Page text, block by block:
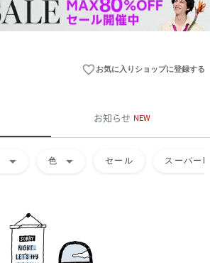
favorite_borderお気に入りショップに登録する
お知らせ NEW
arrow_drop_down 色 arrow_drop_down セール スーパー